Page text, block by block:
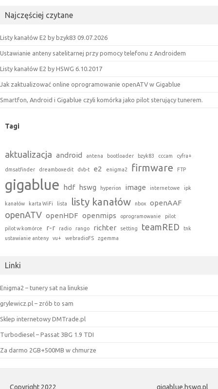
Najczęściej czytane
Listy kanałów E2 by bzyk83 09.07.2026
Ustawianie anteny satelitarnej przy pomocy telefonu z Androidem
Listy kanałów E2 by HSWG 6.10.2017
Jak zaktualizować online oprogramowanie openATV w Gigablue
Smartfon, Android i Gigablue czyli komórka jako pilot sterujący tunerem.
Tagi
aktualizacja android antena bootloader bzyk83 cccam cyfra+
dmsatfinder dreamboxedit dvb-t e2 enigma2 firmware FTP
gigablue hdf hswg hyperion image internetowe ipk
kanałów karta WiFi lista listy kanałów nbox openAAF
openATV openHDF openmips oprogramowanie pilot
pilot w komórce r-r radio rango richter setting teamRED
tnk
ustawianie anteny
vu+ webradioFS zgemma
Linki
Enigma2 – tunery sat na linuksie
grylewicz.pl – zrób to sam
Sklep internetowy DMTrade.pl
Turbodiesel – Passat 3BG 1.9 TDI
Za darmo 2GB+500MB w chmurze
Copyright 2022 gigablue.hswg.pl